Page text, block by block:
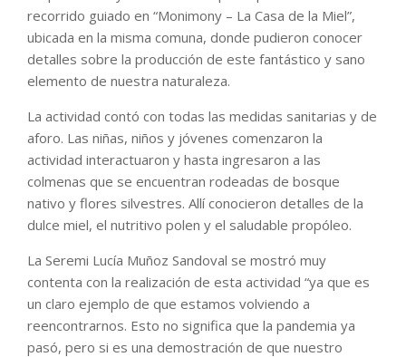
recorrido guiado en “Monimony – La Casa de la Miel”,
ubicada en la misma comuna, donde pudieron conocer
detalles sobre la producción de este fantástico y sano
elemento de nuestra naturaleza.
La actividad contó con todas las medidas sanitarias y de
aforo. Las niñas, niños y jóvenes comenzaron la
actividad interactuaron y hasta ingresaron a las
colmenas que se encuentran rodeadas de bosque
nativo y flores silvestres. Allí conocieron detalles de la
dulce miel, el nutritivo polen y el saludable propóleo.
La Seremi Lucía Muñoz Sandoval se mostró muy
contenta con la realización de esta actividad “ya que es
un claro ejemplo de que estamos volviendo a
reencontrarnos. Esto no significa que la pandemia ya
pasó, pero si es una demostración de que nuestro